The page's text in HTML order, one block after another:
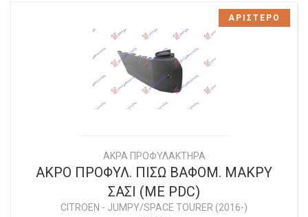
ΑΚΡΑ ΠΡΟΦΥΛΑΚΤΗΡΑ
ΑΚΡΟ ΠΡΟΦΥΛ. ΠΙΣΩ ΒΑΦΟΜ. ΜΑΚΡΥ
ΣΑΣΙ (ΜΕ PDC)
CITROEN - JUMPY/SPACE TOURER (2016-)
ΑΡΙΣΤΕΡΟ